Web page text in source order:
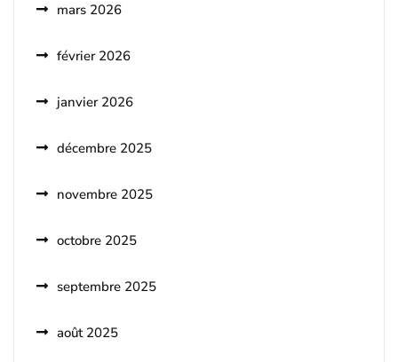
mars 2026
février 2026
janvier 2026
décembre 2025
novembre 2025
octobre 2025
septembre 2025
août 2025